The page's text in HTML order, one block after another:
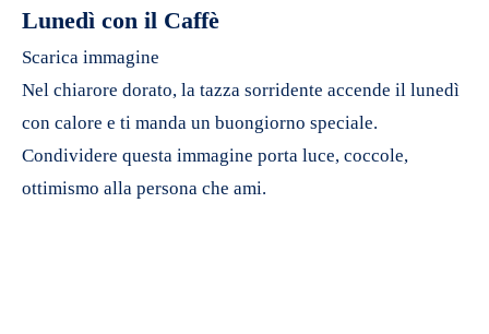
Lunedì con il Caffè
Scarica immagine
Nel chiarore dorato, la tazza sorridente accende il lunedì
con calore e ti manda un buongiorno speciale.
Condividere questa immagine porta luce, coccole,
ottimismo alla persona che ami.